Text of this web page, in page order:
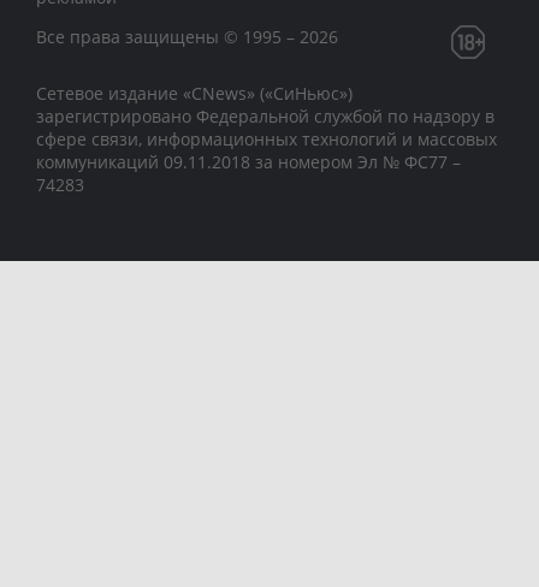
Все права защищены © 1995 – 2026
Сетевое издание «CNews» («СиНьюс»)
зарегистрировано Федеральной службой по надзору в
сфере связи, информационных технологий и массовых
коммуникаций 09.11.2018 за номером Эл № ФС77 –
74283